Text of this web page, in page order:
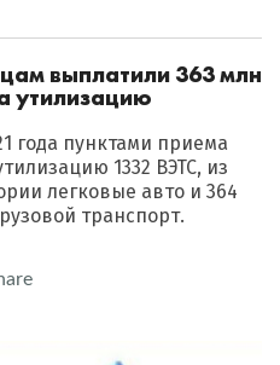
выплатили 363 млн
утилизацию
года пунктами приема
1332 ВЭТС, из
легковые авто и 364
транспорт.